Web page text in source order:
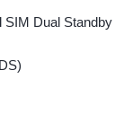
SIM Dual Standby